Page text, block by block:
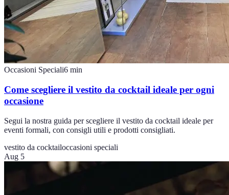
Occasioni Speciali6 min
Come scegliere il vestito da cocktail ideale per ogni
occasione
Segui la nostra guida per scegliere il vestito da cocktail ideale per
eventi formali, con consigli utili e prodotti consigliati.
vestito da cocktailoccasioni speciali
Aug 5